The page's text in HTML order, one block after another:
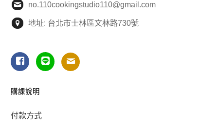
no.110cookingstudio110@gmail.com
地址: 台北市士林區文林路730號
購課說明
付款方式